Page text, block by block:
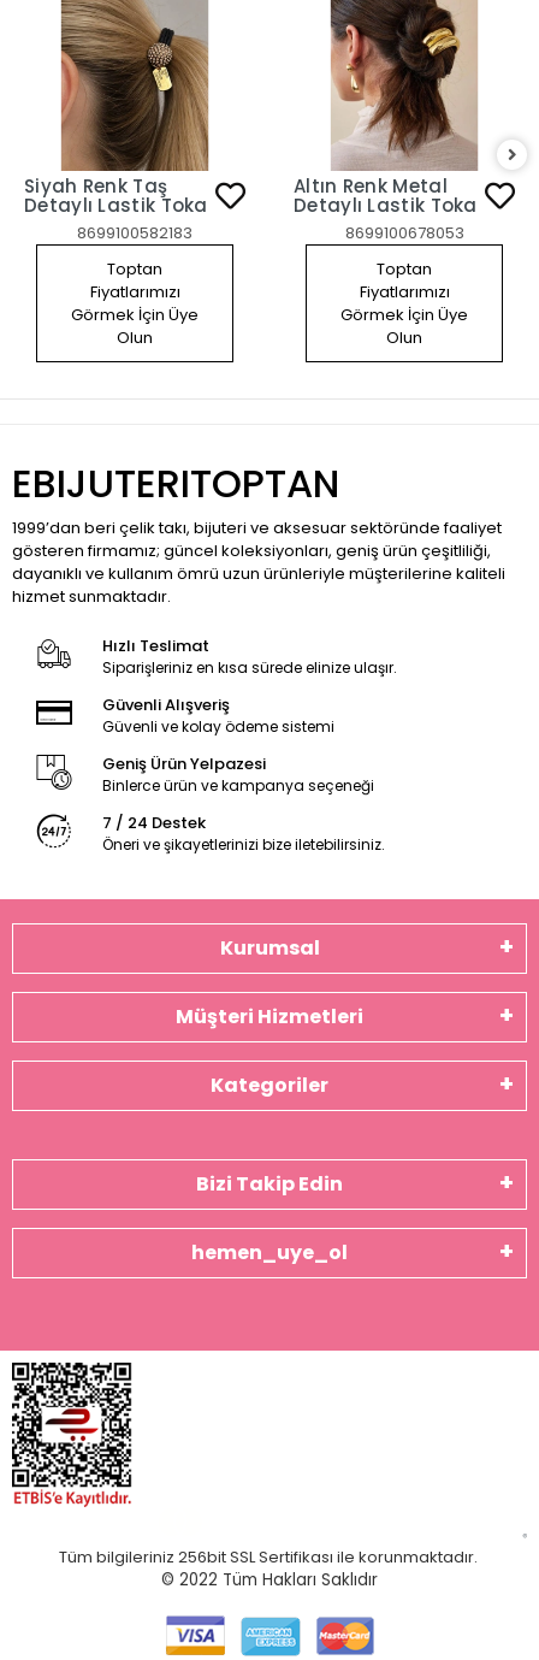
Siyah Renk Taş
Detaylı Lastik Toka
8699100582183
Toptan
Fiyatlarımızı
Görmek İçin Üye
Olun
Altın Renk Metal
Detaylı Lastik Toka
8699100678053
Toptan
Fiyatlarımızı
Görmek İçin Üye
Olun
EBIJUTERITOPTAN
1999’dan beri çelik takı, bijuteri ve aksesuar sektöründe faaliyet
gösteren firmamız; güncel koleksiyonları, geniş ürün çeşitliliği,
dayanıklı ve kullanım ömrü uzun ürünleriyle müşterilerine kaliteli
hizmet sunmaktadır.
Hızlı Teslimat
Siparişleriniz en kısa sürede elinize ulaşır.
Güvenli Alışveriş
Güvenli ve kolay ödeme sistemi
Geniş Ürün Yelpazesi
Binlerce ürün ve kampanya seçeneği
7 / 24 Destek
Öneri ve şikayetlerinizi bize iletebilirsiniz.
Kurumsal
Müşteri Hizmetleri
Kategoriler
Bizi Takip Edin
hemen_uye_ol
Tüm bilgileriniz 256bit SSL Sertifikası ile korunmaktadır.
© 2022 Tüm Hakları Saklıdır